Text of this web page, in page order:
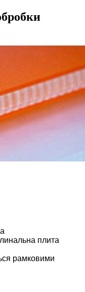
плита
рамковими